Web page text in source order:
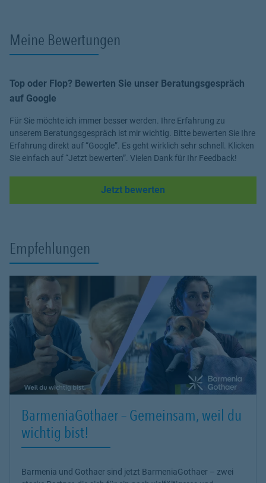
Meine Bewertungen
Top oder Flop? Bewerten Sie unser Beratungsgespräch
auf Google
Für Sie möchte ich immer besser werden. Ihre Erfahrung zu
unserem Beratungsgespräch ist mir wichtig. Bitte bewerten Sie Ihre
Erfahrung direkt auf “Google”. Es geht wirklich sehr schnell. Klicken
Sie einfach auf “Jetzt bewerten”. Vielen Dank für Ihr Feedback!
Jetzt bewerten
Empfehlungen
BarmeniaGothaer – Gemeinsam, weil du
wichtig bist!
Barmenia und Gothaer sind jetzt BarmeniaGothaer – zwei